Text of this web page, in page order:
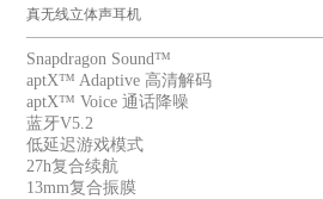
真无线立体声耳机
Snapdragon Sound™
aptX™ Adaptive 高清解码
aptX™ Voice 通话降噪
蓝牙V5.2
低延迟游戏模式
27h复合续航
13mm复合振膜